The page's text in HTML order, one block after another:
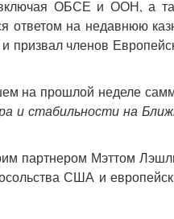
включая ОБСЕ и ООН, а
ответом на недавнюю
призвал членов
на прошлой неделе
и стабильности на
партнером Мэттом
США и